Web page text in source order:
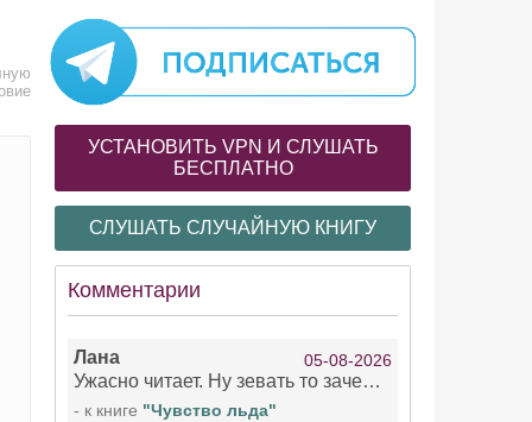
УСТАНОВИТЬ VPN И СЛУШАТЬ
БЕСПЛАТНО
СЛУШАТЬ СЛУЧАЙНУЮ КНИГУ
Комментарии
Лана 05-08-2026
Ужасно читает. Ну зевать то зачем. Уже не говорю, что ударения ставит, как хочет.
- к книге "Чувство льда"